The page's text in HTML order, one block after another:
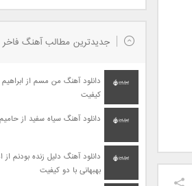
جدیدترین مطالب آهنگ فاخر
دانلود آهنگ من مسم از ابراهیم
کیفیت
دانلود آهنگ سیاه سفید از
دانلود آهنگ دلیل زنده بودنم از
بهبهانی با دو کیفیت